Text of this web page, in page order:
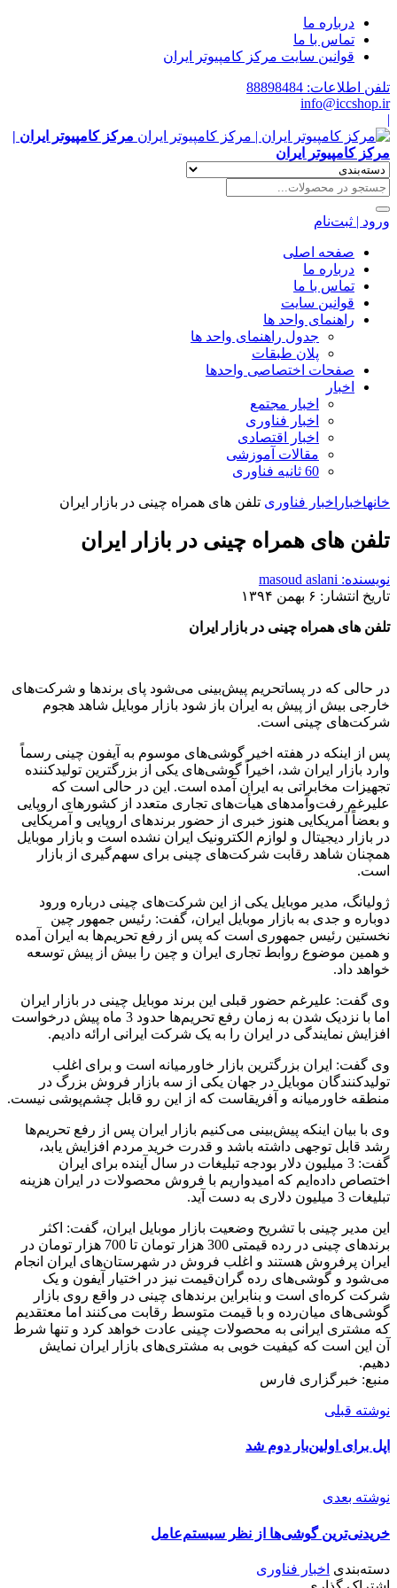
درباره ما
تماس با ما
قوانین سایت مرکز کامپیوتر ایران
تلفن اطلاعات: 88898484
info@iccshop.ir
|
مرکز کامپیوتر ایران |
مرکز کامپیوتر ایران
ورود | ثبت‌نام
صفحه اصلی
درباره ما
تماس با ما
قوانین سایت
راهنمای واحد ها
جدول راهنمای واحد ها
پلان طبقات
صفحات اختصاصی واحدها
اخبار
اخبار مجتمع
اخبار فناوری
اخبار اقتصادی
مقالات آموزشی
60 ثانیه فناوری
خانهاخبار اخبار فناوری تلفن های همراه چینی در بازار ایران
تلفن های همراه چینی در بازار ایران
نویسنده: masoud aslani
تاریخ انتشار: ۶ بهمن ۱۳۹۴
تلفن های همراه چینی در بازار ایران
در حالی که در پساتحریم پیش‌بینی می‌شود پای برندها و شرکت‌های
خارجی بیش از پیش به ایران باز شود بازار موبایل شاهد هجوم
شرکت‌های چینی است.
پس از اینکه در هفته اخیر گوشی‌های موسوم به آیفون چینی رسماً‌
وارد بازار ایران شد، اخیراً گوشی‌های یکی از بزرگترین تولیدکننده
تجهیزات مخابراتی به ایران آمده است. این در حالی است که
علیرغم رفت‌وآمدهای هیأت‌های تجاری متعدد از کشورهای اروپایی
و بعضاً‌ آمریکایی هنوز خبری از حضور برندهای اروپایی و آمریکایی
در بازار دیجیتال و لوازم الکترونیک ایران نشده است و بازار موبایل
همچنان شاهد رقابت‌ شرکت‌های چینی برای سهم‌گیری از بازار
است.
ژولیانگ، مدیر موبایل یکی از این شرکت‌های چینی درباره ورود
دوباره و جدی به بازار موبایل ایران، گفت: رئیس جمهور چین
نخستین رئیس جمهوری است که پس از رفع تحریم‌ها به ایران آمده
و همین موضوع روابط تجاری ایران و چین را بیش از پیش توسعه
خواهد داد.
وی گفت: علیرغم حضور قبلی این برند موبایل چینی در بازار ایران
اما با نزدیک شدن به زمان رفع تحریم‌ها حدود 3 ماه پیش درخواست
افزایش نمایندگی در ایران را به یک شرکت ایرانی ارائه دادیم.
وی گفت: ایران بزرگترین بازار خاورمیانه است و برای اغلب
تولیدکنندگان موبایل در جهان یکی از سه بازار فروش بزرگ در
منطقه خاورمیانه و آفریقاست که از این رو قابل چشم‌پوشی نیست.
وی با بیان اینکه پیش‌بینی می‌کنیم بازار ایران پس از رفع تحریم‌ها
رشد قابل توجهی داشته باشد و قدرت خرید مردم افزایش یابد،
گفت: 3 میلیون دلار بودجه تبلیغات در سال آینده برای ایران
اختصاص داده‌ایم که امیدواریم با فروش محصولات در ایران هزینه
تبلیغات 3 میلیون دلاری به دست آید.
این مدیر چینی با تشریح وضعیت بازار موبایل ایران، گفت: اکثر
برندهای چینی در رده قیمتی 300 هزار تومان تا 700 هزار تومان در
ایران پرفروش هستند و اغلب فروش در شهرستان‌های ایران انجام
می‌شود و گوشی‌های رده گران‌قیمت نیز در اختیار آیفون و یک
شرکت کره‌ای است و بنابراین برندهای چینی در واقع روی بازار
گوشی‌های میان‌رده و با قیمت متوسط رقابت می‌کنند اما معتقدیم
که مشتری ایرانی به محصولات چینی عادت خواهد کرد و تنها شرط
آن این است که کیفیت خوبی به مشتری‌های بازار ایران نمایش
دهیم.
منبع: خبرگزاری فارس
نوشته قبلی
اپل برای اولین‌بار دوم شد
نوشته بعدی
خریدنی‌ترین گوشی‌ها از نظر سیستم‌عامل
دسته‌بندی اخبار فناوری